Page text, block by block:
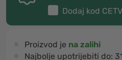
Dodaj kod
Proizvod je na zalihi
Najbolje upotrijebiti do: